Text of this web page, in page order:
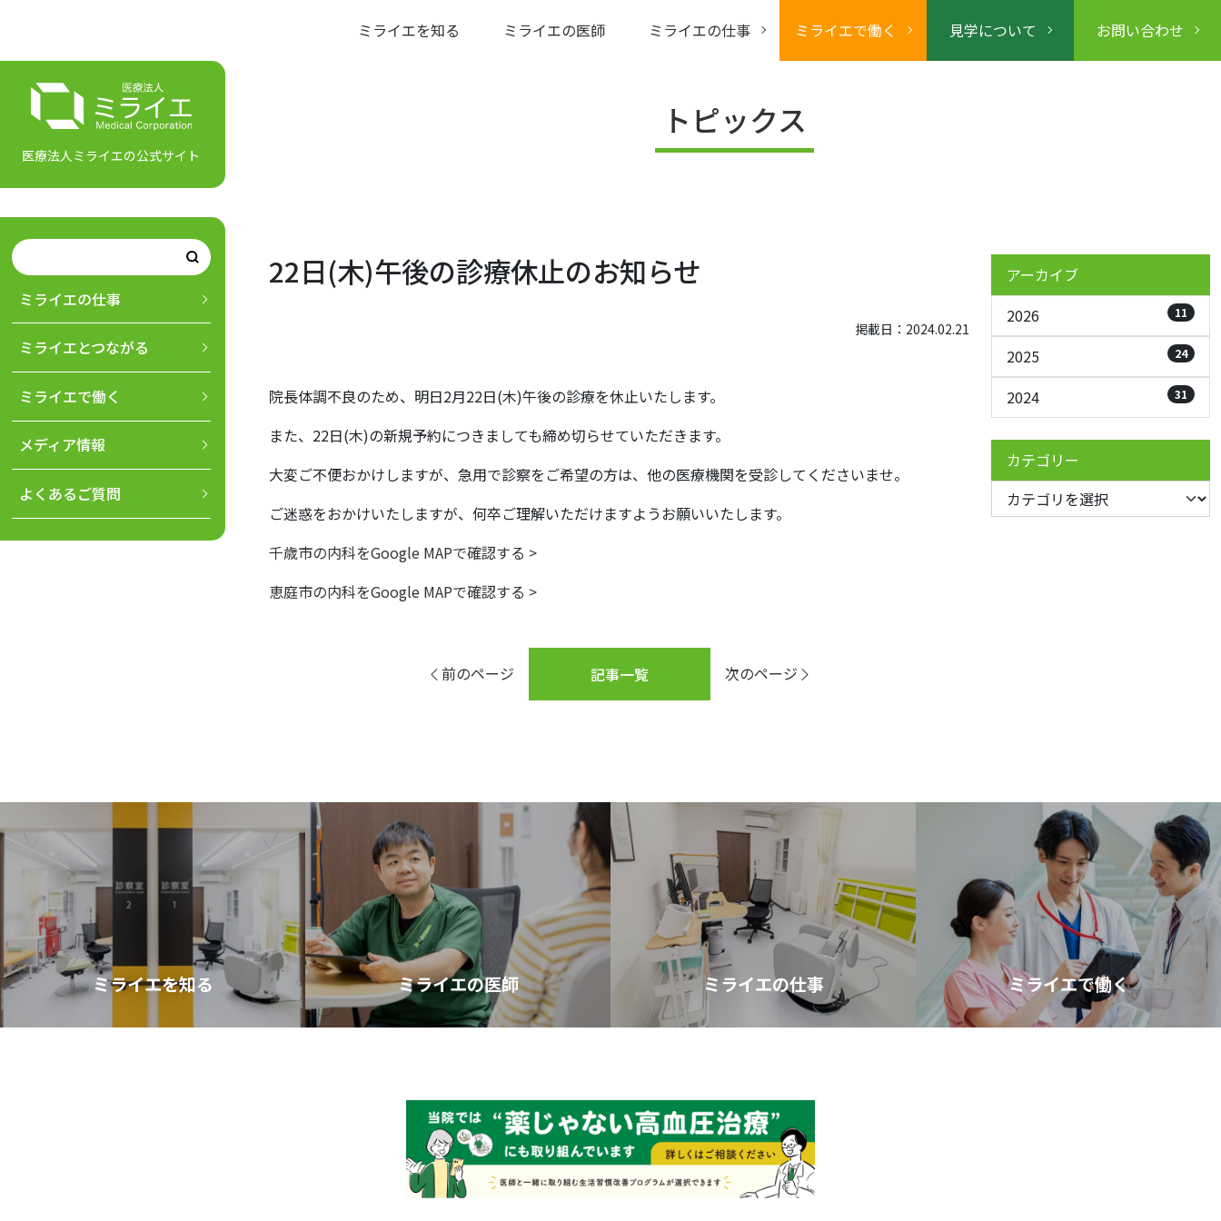
ミライエを知る ミライエの医師 ミライエの仕事 ミライエで働く 見学について お問い合わせ
医療法⼈ミライエの公式サイト
ミライエの仕事
ミライエとつながる
ミライエで働く
メディア情報
よくあるご質問
トピックス
22日(木)午後の診療休止のお知らせ
掲載日：2024.02.21
院長体調不良のため、明日2月22日(木)午後の診療を休止いたします。
また、22日(木)の新規予約につきましても締め切らせていただきます。
大変ご不便おかけしますが、急用で診察をご希望の方は、他の医療機関を受診してくださいませ。
ご迷惑をおかけいたしますが、何卒ご理解いただけますようお願いいたします。
千歳市の内科をGoogle MAPで確認する >
恵庭市の内科をGoogle MAPで確認する >
前のページ 記事一覧 次のページ
アーカイブ
2026
11
2025 24
2024 31
カテゴリー
ミライエを知る ミライエの医師 ミライエの仕事 ミライエで働く